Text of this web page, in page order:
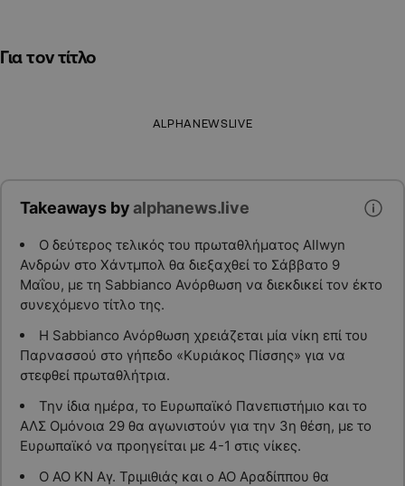
Για τον τίτλο
ALPHANEWSLIVE
Takeaways byalphanews.live
Ο δεύτερος τελικός του πρωταθλήματος Allwyn
Ανδρών στο Χάντμπολ θα διεξαχθεί το Σάββατο 9
Μαΐου, με τη Sabbianco Ανόρθωση να διεκδικεί τον έκτο
συνεχόμενο τίτλο της.
Η Sabbianco Ανόρθωση χρειάζεται μία νίκη επί του
Παρνασσού στο γήπεδο «Κυριάκος Πίσσης» για να
στεφθεί πρωταθλήτρια.
Την ίδια ημέρα, το Ευρωπαϊκό Πανεπιστήμιο και το
ΑΛΣ Ομόνοια 29 θα αγωνιστούν για την 3η θέση, με το
Ευρωπαϊκό να προηγείται με 4-1 στις νίκες.
Ο ΑΟ ΚΝ Αγ. Τριμιθιάς και ο ΑΟ Αραδίππου θα